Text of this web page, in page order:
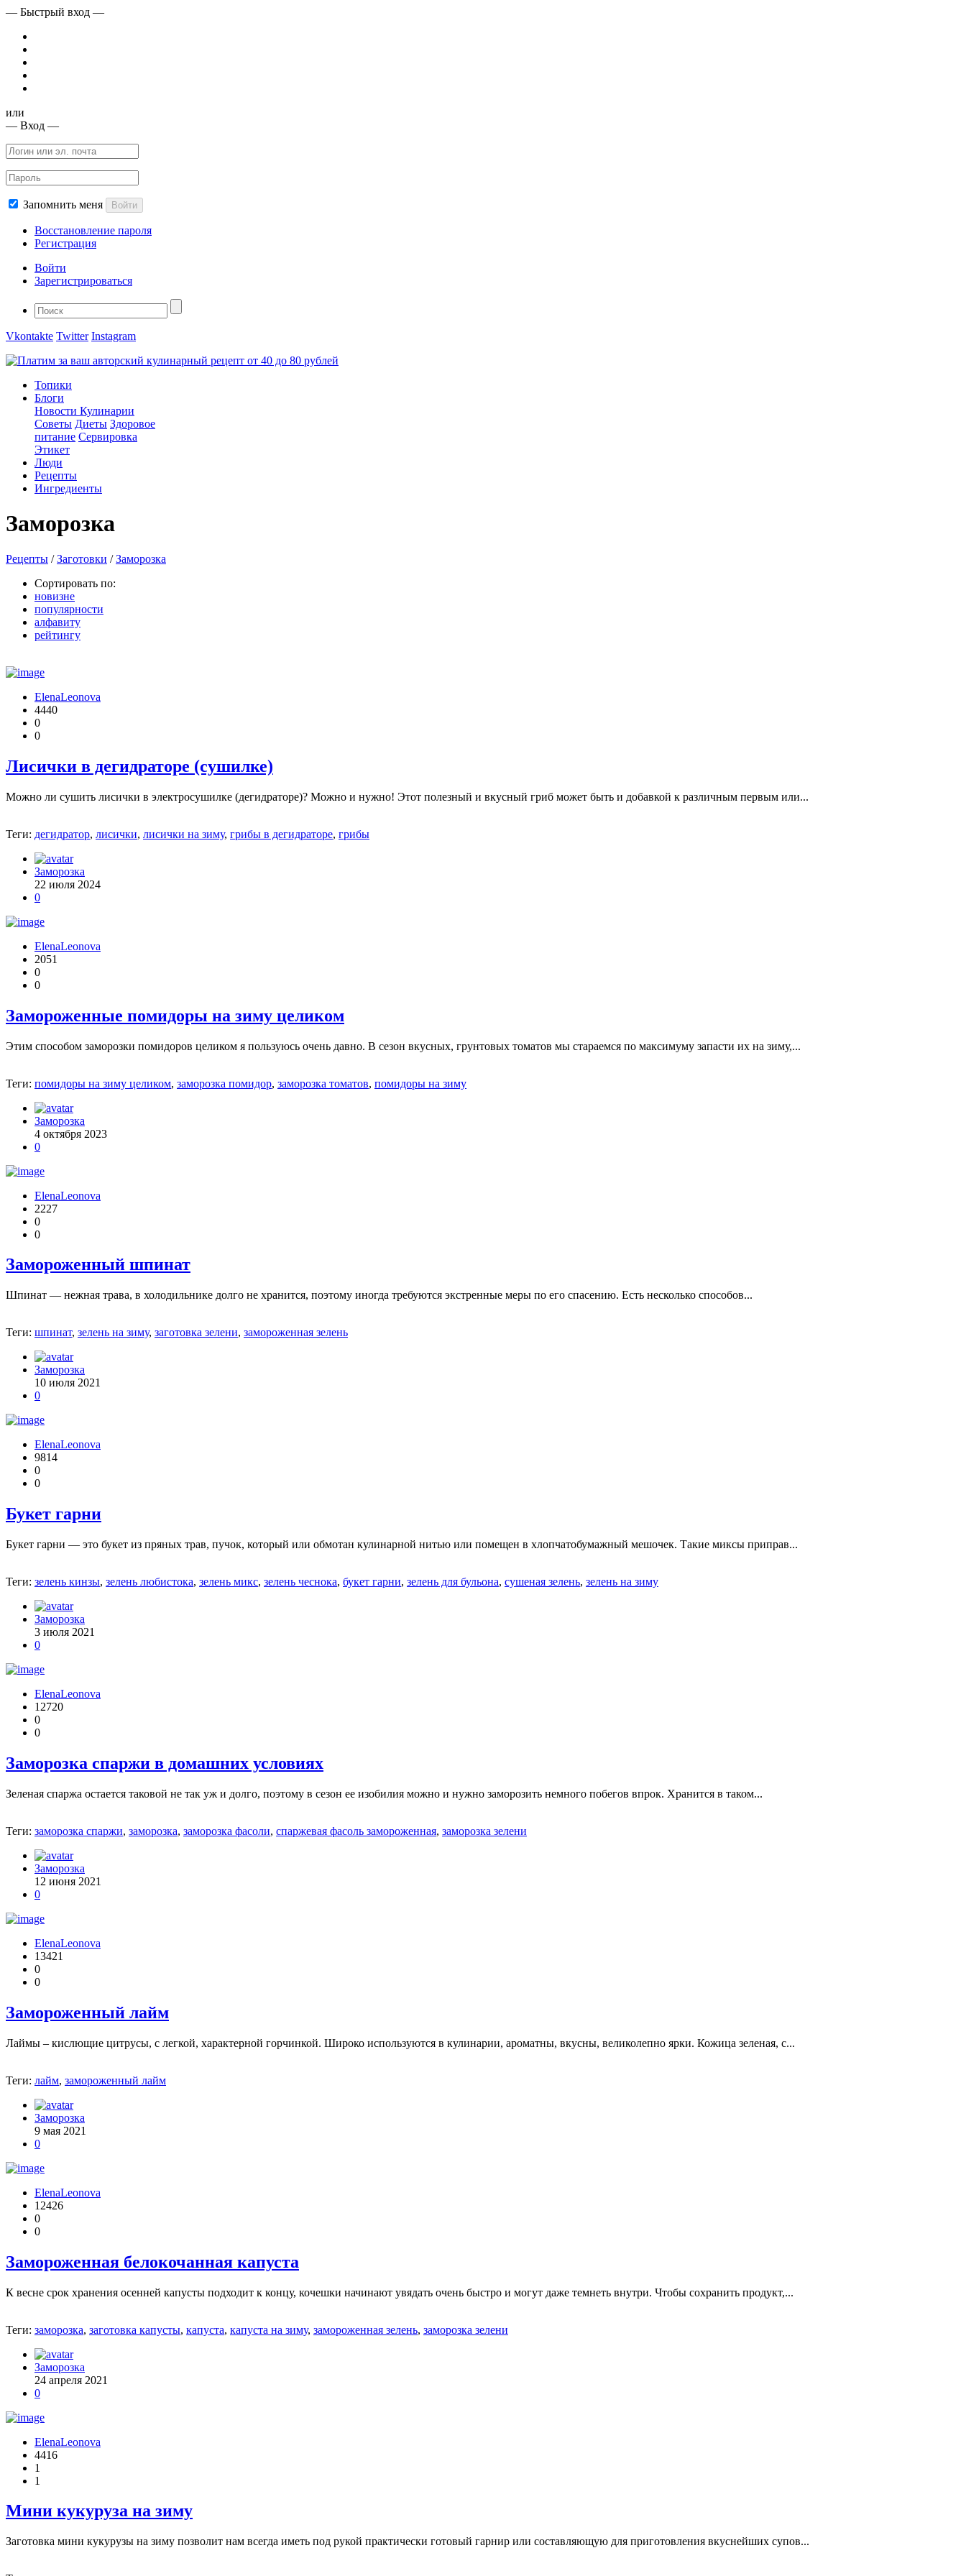
— Быстрый вход —
или
— Вход —
Запомнить меня Войти
Восстановление пароля
Регистрация
Войти
Зарегистрироваться
Vkontakte Twitter Instagram
Топики
Блоги
Новости Кулинарии
Советы Диеты Здоровое
питание Сервировка
Этикет
Люди
Рецепты
Ингредиенты
Заморозка
Рецепты /Заготовки /Заморозка
Сортировать по:
новизне
популярности
алфавиту
рейтингу
ElenaLeonova
4440
0
0
Лисички в дегидраторе (сушилке)
Можно ли сушить лисички в электросушилке (дегидраторе)? Можно и нужно! Этот полезный и вкусный гриб может быть и добавкой к различным первым или...
Теги: дегидратор, лисички, лисички на зиму, грибы в дегидраторе, грибы
Заморозка
22 июля 2024
0
ElenaLeonova
2051
0
0
Замороженные помидоры на зиму целиком
Этим способом заморозки помидоров целиком я пользуюсь очень давно. В сезон вкусных, грунтовых томатов мы стараемся по максимуму запасти их на зиму,...
Теги: помидоры на зиму целиком, заморозка помидор, заморозка томатов, помидоры на зиму
Заморозка
4 октября 2023
0
ElenaLeonova
2227
0
0
Замороженный шпинат
Шпинат — нежная трава, в холодильнике долго не хранится, поэтому иногда требуются экстренные меры по его спасению. Есть несколько способов...
Теги: шпинат, зелень на зиму, заготовка зелени, замороженная зелень
Заморозка
10 июля 2021
0
ElenaLeonova
9814
0
0
Букет гарни
Букет гарни — это букет из пряных трав, пучок, который или обмотан кулинарной нитью или помещен в хлопчатобумажный мешочек. Такие миксы приправ...
Теги: зелень кинзы, зелень любистока, зелень микс, зелень чеснока, букет гарни, зелень для бульона, сушеная зелень, зелень на зиму
Заморозка
3 июля 2021
0
ElenaLeonova
12720
0
0
Заморозка спаржи в домашних условиях
Зеленая спаржа остается таковой не так уж и долго, поэтому в сезон ее изобилия можно и нужно заморозить немного побегов впрок. Хранится в таком...
Теги: заморозка спаржи, заморозка, заморозка фасоли, спаржевая фасоль замороженная, заморозка зелени
Заморозка
12 июня 2021
0
ElenaLeonova
13421
0
0
Замороженный лайм
Лаймы – кислющие цитрусы, с легкой, характерной горчинкой. Широко используются в кулинарии, ароматны, вкусны, великолепно ярки. Кожица зеленая, с...
Теги: лайм, замороженный лайм
Заморозка
9 мая 2021
0
ElenaLeonova
12426
0
0
Замороженная белокочанная капуста
К весне срок хранения осенней капусты подходит к концу, кочешки начинают увядать очень быстро и могут даже темнеть внутри. Чтобы сохранить продукт,...
Теги: заморозка, заготовка капусты, капуста, капуста на зиму, замороженная зелень, заморозка зелени
Заморозка
24 апреля 2021
0
ElenaLeonova
4416
1
1
Мини кукуруза на зиму
Заготовка мини кукурузы на зиму позволит нам всегда иметь под рукой практически готовый гарнир или составляющую для приготовления вкуснейших супов...